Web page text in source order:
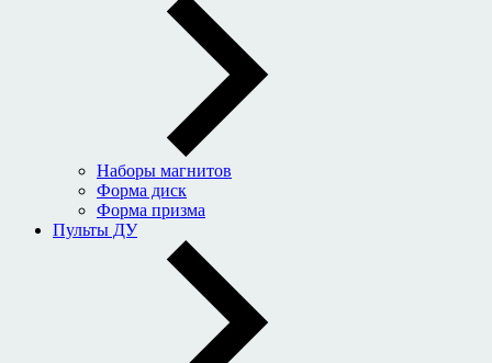
Наборы магнитов
Форма диск
Форма призма
Пульты ДУ